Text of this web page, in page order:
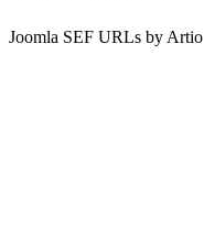
Joomla SEF URLs by Artio